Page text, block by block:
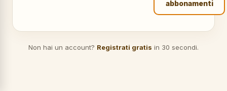
abbonamenti
Non hai un account? Registrati gratis in 30 secondi.